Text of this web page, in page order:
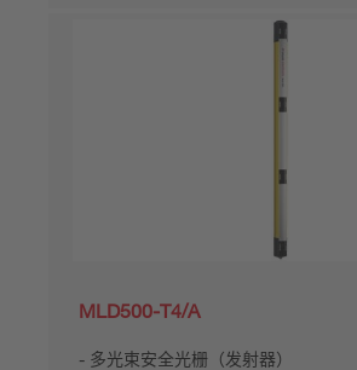
MLD500-T4/A
多光束安全光栅（发射器）